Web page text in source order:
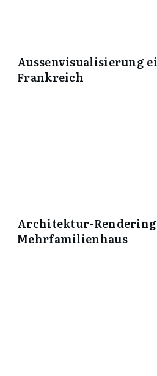
Aussenvisualisierung
Frankreich
Architektur-Rendering
Mehrfamilienhaus